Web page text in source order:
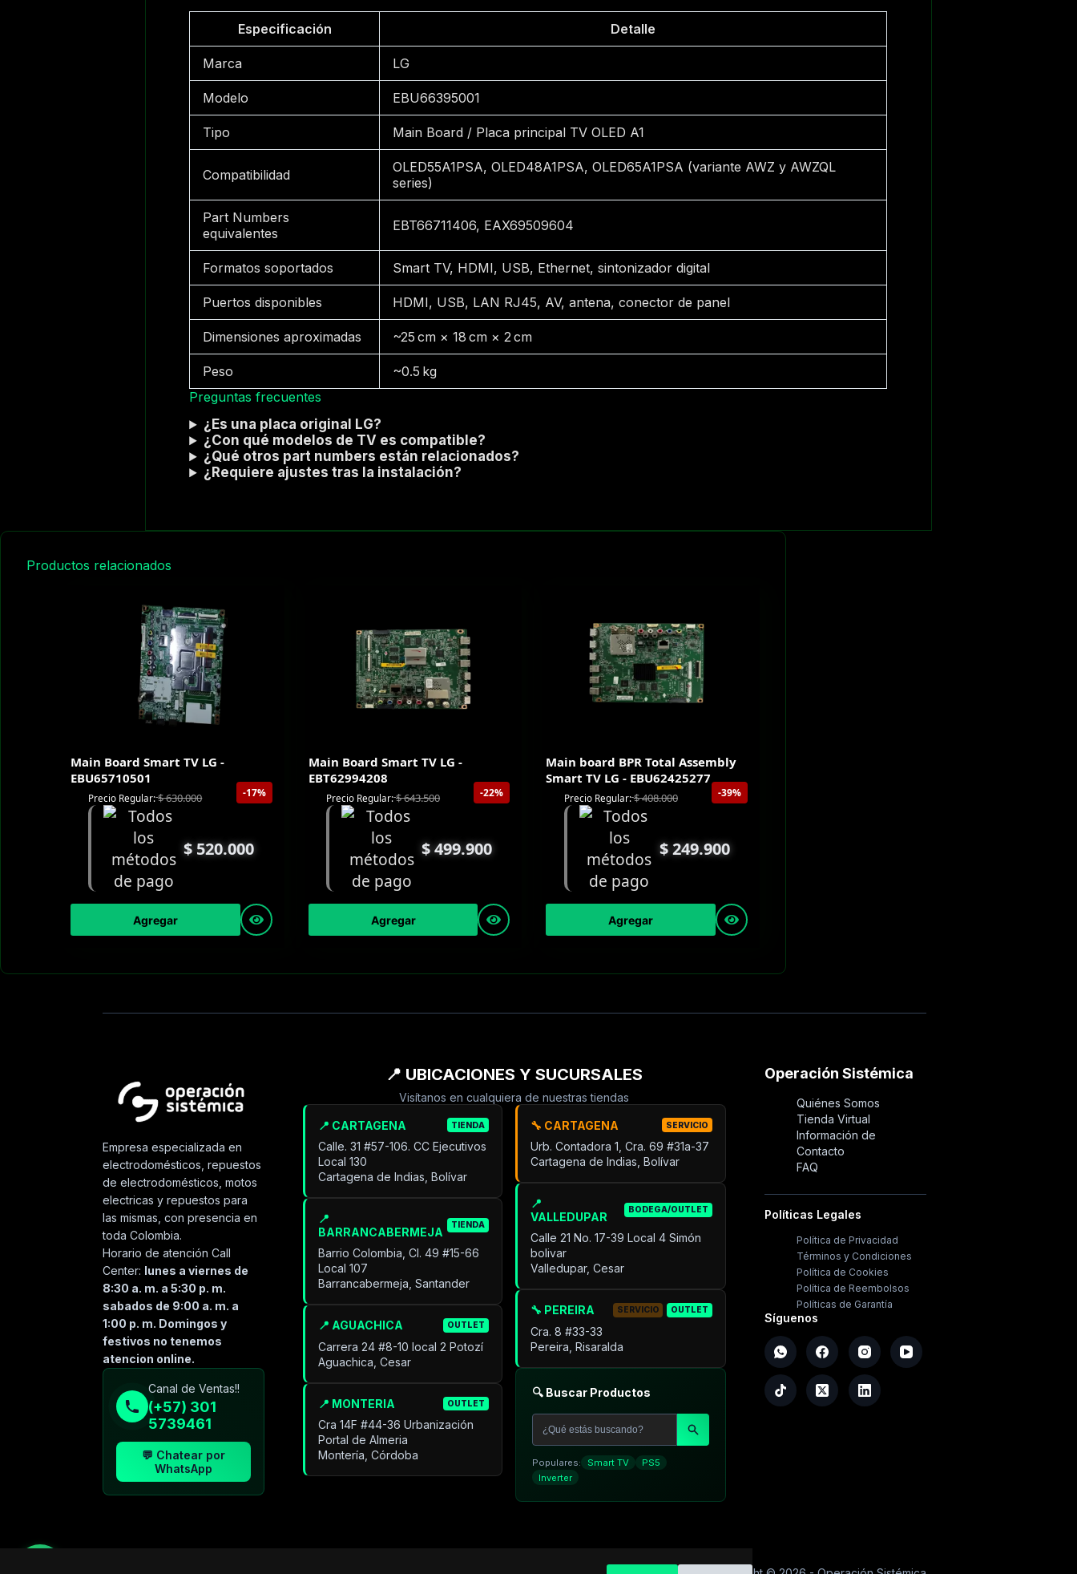
Especificación Detalle
Marca LG
Modelo EBU66395001
Tipo Main Board / Placa principal TV OLED A1
Compatibilidad
OLED55A1PSA, OLED48A1PSA, OLED65A1PSA (variante AWZ y AWZQL
series)
Part Numbers
equivalentes
EBT66711406, EAX69509604
Formatos soportados Smart TV, HDMI, USB, Ethernet, sintonizador digital
Puertos disponibles HDMI, USB, LAN RJ45, AV, antena, conector de panel
Dimensiones aproximadas ~25 cm × 18 cm × 2 cm
Peso
~0.5 kg
Preguntas frecuentes
¿Es una placa original LG?
¿Con qué modelos de TV es compatible?
¿Qué otros part numbers están relacionados?
¿Requiere ajustes tras la instalación?
Productos relacionados
Main Board Smart TV LG -
EBU65710501
-17%
Precio Regular:$630.000
$520.000
Agregar
Main Board Smart TV LG -
EBT62994208
-22%
Precio Regular:$643.500
$499.900
Agregar
Main board BPR Total Assembly
Smart TV LG - EBU62425277
-39%
Precio Regular:$408.000
$249.900
Agregar
Empresa especializada en
electrodomésticos, repuestos
de electrodomésticos, motos
electricas y repuestos para
las mismas, con presencia en
toda Colombia.
Horario de atención Call
Center: lunes a viernes de
8:30 a. m. a 5:30 p. m.
sabados de 9:00 a. m. a
1:00 p. m. Domingos y
festivos no tenemos
atencion online.
Canal de Ventas!!
(+57) 301
5739461
💬 Chatear por
WhatsApp
📍 UBICACIONES Y SUCURSALES
Visítanos en cualquiera de nuestras tiendas
📍 CARTAGENA TIENDA
Calle. 31 #57-106. CC Ejecutivos
Local 130
Cartagena de Indias, Bolívar
📍
BARRANCABERMEJA
TIENDA
Barrio Colombia, Cl. 49 #15-66
Local 107
Barrancabermeja, Santander
📍 AGUACHICA OUTLET
Carrera 24 #8-10 local 2 Potozí
Aguachica, Cesar
📍 MONTERIA OUTLET
Cra 14F #44-36 Urbanización
Portal de Almeria
Montería, Córdoba
🔧 CARTAGENA SERVICIO
Urb. Contadora 1, Cra. 69 #31a-37
Cartagena de Indias, Bolívar
📍
VALLEDUPAR
BODEGA/OUTLET
Calle 21 No. 17-39 Local 4 Simón
bolivar
Valledupar, Cesar
🔧 PEREIRA SERVICIO OUTLET
Cra. 8 #33-33
Pereira, Risaralda
🔍 Buscar Productos
Populares: Smart TV
PS5
Inverter
Operación Sistémica
Quiénes Somos
Tienda Virtual
Información de
Contacto
FAQ
Políticas Legales
Política de Privacidad
Términos y Condiciones
Política de Cookies
Política de Reembolsos
Políticas de Garantía
Síguenos
Especialista de operación
sistémica